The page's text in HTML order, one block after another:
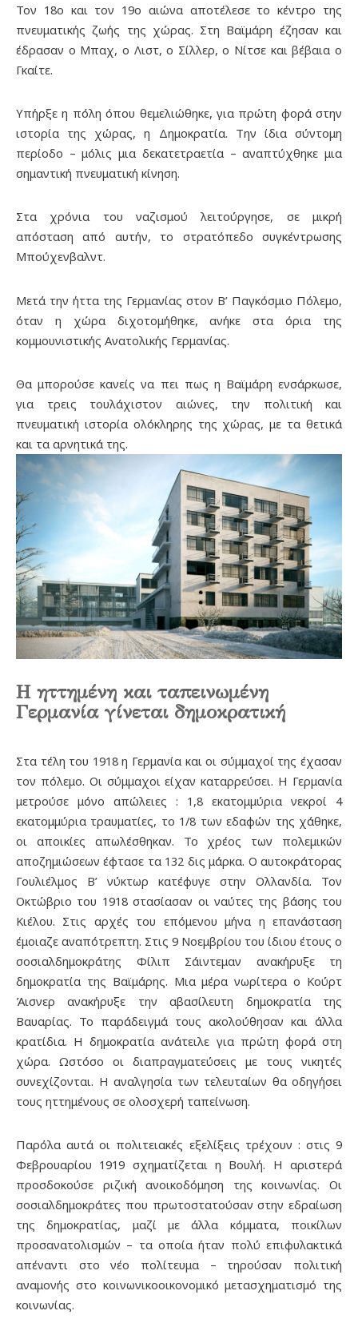
Τον 18ο και τον 19ο αιώνα αποτέλεσε το κέντρο της
πνευματικής ζωής της χώρας. Στη Βαϊμάρη έζησαν και
έδρασαν ο Μπαχ, ο Λιστ, ο Σίλλερ, ο Νίτσε και βέβαια ο
Γκαίτε.
Υπήρξε η πόλη όπου θεμελιώθηκε, για πρώτη φορά στην
ιστορία της χώρας, η Δημοκρατία. Την ίδια σύντομη
περίοδο – μόλις μια δεκατετραετία – αναπτύχθηκε μια
σημαντική πνευματική κίνηση.
Στα χρόνια του ναζισμού λειτούργησε, σε μικρή
απόσταση από αυτήν, το στρατόπεδο συγκέντρωσης
Μπούχενβαλντ.
Μετά την ήττα της Γερμανίας στον Β’ Παγκόσμιο Πόλεμο,
όταν η χώρα διχοτομήθηκε, ανήκε στα όρια της
κομμουνιστικής Ανατολικής Γερμανίας.
Θα μπορούσε κανείς να πει πως η Βαϊμάρη ενσάρκωσε,
για τρεις τουλάχιστον αιώνες, την πολιτική και
πνευματική ιστορία ολόκληρης της χώρας, με τα θετικά
και τα αρνητικά της.
Η ηττημένη και ταπεινωμένη
Γερμανία γίνεται δημοκρατική
Στα τέλη του 1918 η Γερμανία και οι σύμμαχοί της έχασαν
τον πόλεμο. Οι σύμμαχοι είχαν καταρρεύσει. Η Γερμανία
μετρούσε μόνο απώλειες : 1,8 εκατομμύρια νεκροί 4
εκατομμύρια τραυματίες, το 1/8 των εδαφών της χάθηκε,
οι αποικίες απωλέσθηκαν. Το χρέος των πολεμικών
αποζημιώσεων έφτασε τα 132 δις μάρκα. Ο αυτοκράτορας
Γουλιέλμος Β’ νύκτωρ κατέφυγε στην Ολλανδία. Τον
Οκτώβριο του 1918 στασίασαν οι ναύτες της βάσης του
Κιέλου. Στις αρχές του επόμενου μήνα η επανάσταση
έμοιαζε αναπότρεπτη. Στις 9 Νοεμβρίου του ίδιου έτους ο
σοσιαλδημοκράτης Φίλιπ Σάιντεμαν ανακήρυξε τη
δημοκρατία της Βαϊμάρης. Μια μέρα νωρίτερα ο Κούρτ
Άισνερ ανακήρυξε την αβασίλευτη δημοκρατία της
Βαυαρίας. Το παράδειγμά τους ακολούθησαν και άλλα
κρατίδια. Η δημοκρατία ανάτειλε για πρώτη φορά στη
χώρα. Ωστόσο οι διαπραγματεύσεις με τους νικητές
συνεχίζονται. Η αναλγησία των τελευταίων θα οδηγήσει
τους ηττημένους σε ολοσχερή ταπείνωση.
Παρόλα αυτά οι πολιτειακές εξελίξεις τρέχουν : στις 9
Φεβρουαρίου 1919 σχηματίζεται η Βουλή. Η αριστερά
προσδοκούσε ριζική ανοικοδόμηση της κοινωνίας. Οι
σοσιαλδημοκράτες που πρωτοστατούσαν στην εδραίωση
της δημοκρατίας, μαζί με άλλα κόμματα, ποικίλων
προσανατολισμών – τα οποία ήταν πολύ επιφυλακτικά
απέναντι στο νέο πολίτευμα – τηρούσαν πολιτική
αναμονής στο κοινωνικοοικονομικό μετασχηματισμό της
κοινωνίας.